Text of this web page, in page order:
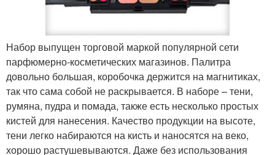
Набор выпущен торговой маркой популярной сети
парфюмерно-косметических магазинов. Палитра
довольно большая, коробочка держится на магнитиках,
так что сама собой не раскрывается. В наборе – тени,
румяна, пудра и помада, также есть несколько простых
кистей для нанесения. Качество продукции на высоте,
тени легко набираются на кисть и наносятся на веко,
хорошо растушевываются. Даже без использования